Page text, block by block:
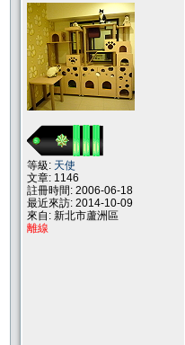
等級: 天使
文章: 1146
註冊時間: 2006-06-18
最近來訪: 2014-10-09
來自: 新北市蘆洲區
離線